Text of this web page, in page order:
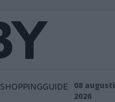
SHOPPINGGUIDE
08 augusti
2026